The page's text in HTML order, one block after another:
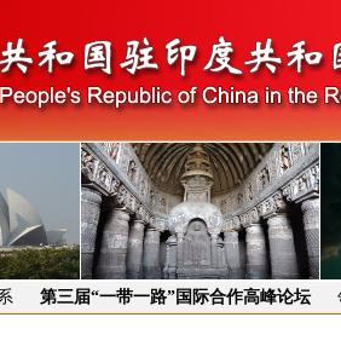
第三届“一带一路”国际合作高峰论坛